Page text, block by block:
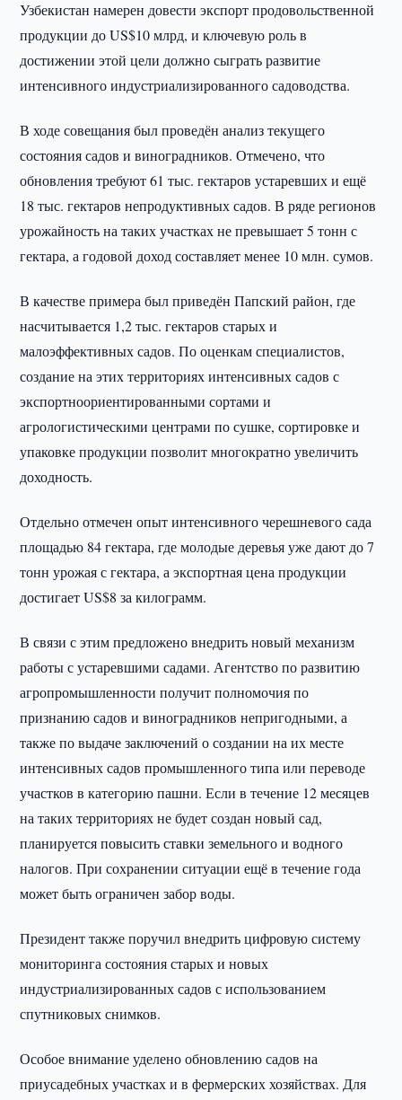
Узбекистан намерен довести экспорт продовольственной
продукции до US$10 млрд, и ключевую роль в
достижении этой цели должно сыграть развитие
интенсивного индустриализированного садоводства.
В ходе совещания был проведён анализ текущего
состояния садов и виноградников. Отмечено, что
обновления требуют 61 тыс. гектаров устаревших и ещё
18 тыс. гектаров непродуктивных садов. В ряде регионов
урожайность на таких участках не превышает 5 тонн с
гектара, а годовой доход составляет менее 10 млн. сумов.
В качестве примера был приведён Папский район, где
насчитывается 1,2 тыс. гектаров старых и
малоэффективных садов. По оценкам специалистов,
создание на этих территориях интенсивных садов с
экспортноориентированными сортами и
агрологистическими центрами по сушке, сортировке и
упаковке продукции позволит многократно увеличить
доходность.
Отдельно отмечен опыт интенсивного черешневого сада
площадью 84 гектара, где молодые деревья уже дают до 7
тонн урожая с гектара, а экспортная цена продукции
достигает US$8 за килограмм.
В связи с этим предложено внедрить новый механизм
работы с устаревшими садами. Агентство по развитию
агропромышленности получит полномочия по
признанию садов и виноградников непригодными, а
также по выдаче заключений о создании на их месте
интенсивных садов промышленного типа или переводе
участков в категорию пашни. Если в течение 12 месяцев
на таких территориях не будет создан новый сад,
планируется повысить ставки земельного и водного
налогов. При сохранении ситуации ещё в течение года
может быть ограничен забор воды.
Президент также поручил внедрить цифровую систему
мониторинга состояния старых и новых
индустриализированных садов с использованием
спутниковых снимков.
Особое внимание уделено обновлению садов на
приусадебных участках и в фермерских хозяйствах. Для